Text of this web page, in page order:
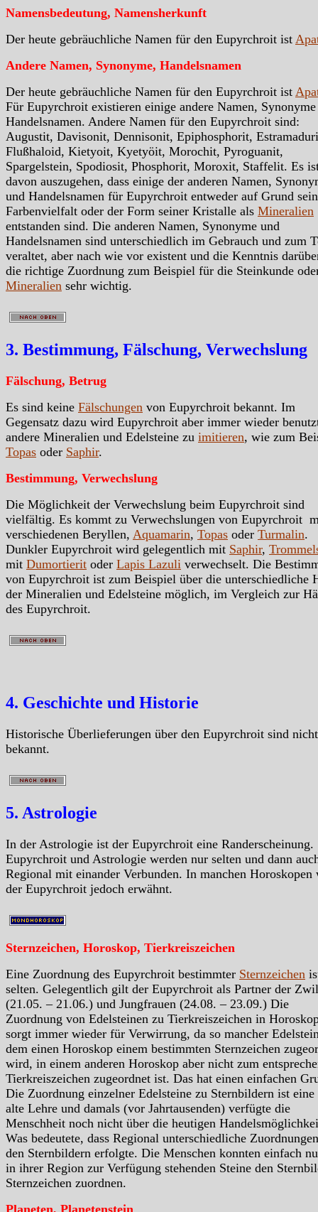
Namensbedeutung, Namensherkunft
Der heute gebräuchliche Namen für den Eupyrchroit ist
Andere Namen, Synonyme, Handelsnamen
Der heute gebräuchliche Namen für den Eupyrchroit ist
Für Eupyrchroit existieren einige andere Namen,
Handelsnamen. Andere Namen für den Eupyrchroit sind:
Augustit, Davisonit, Dennisonit, Epiphosphorit,
Flußhaloid, Kietyoit, Kyetyöit, Morochit, Pyroguanit,
Spargelstein, Spodiosit, Phosphorit, Moroxit, Staffelit. Es
davon auszugehen, dass einige der anderen Namen,
und Handelsnamen für Eupyrchroit entweder auf Grund
Farbenvielfalt oder der Form seiner Kristalle als Mineralien
entstanden sind. Die anderen Namen, Synonyme und
Handelsnamen sind unterschiedlich im Gebrauch und zum
veraltet, aber nach wie vor existent und die Kenntnis
die richtige Zuordnung zum Beispiel für die Steinkunde
Mineralien sehr wichtig.
3. Bestimmung, Fälschung, Verwechslung
Fälschung, Betrug
Es sind keine Fälschungen von Eupyrchroit bekannt. Im
Gegensatz dazu wird Eupyrchroit aber immer wieder
andere Mineralien und Edelsteine zu imitieren, wie zum
Topas oder Saphir.
Bestimmung, Verwechslung
Die Möglichkeit der Verwechslung beim Eupyrchroit sind
vielfältig. Es kommt zu Verwechslungen von Eupyrchroit
verschiedenen Beryllen, Aquamarin, Topas oder Turmalin.
Dunkler Eupyrchroit wird gelegentlich mit Saphir,
mit Dumortierit oder Lapis Lazuli verwechselt. Die
von Eupyrchroit ist zum Beispiel über die unterschiedliche
der Mineralien und Edelsteine möglich, im Vergleich zur
des Eupyrchroit.
4. Geschichte und Historie
Historische Überlieferungen über den Eupyrchroit sind nicht
bekannt.
5. Astrologie
In der Astrologie ist der Eupyrchroit eine Randerscheinung.
Eupyrchroit und Astrologie werden nur selten und dann
Regional mit einander Verbunden. In manchen Horoskopen
der Eupyrchroit jedoch erwähnt.
Sternzeichen, Horoskop, Tierkreiszeichen
Eine Zuordnung des Eupyrchroit bestimmter Sternzeichen
selten. Gelegentlich gilt der Eupyrchroit als Partner der
(21.05. – 21.06.) und Jungfrauen (24.08. – 23.09.) Die
Zuordnung von Edelsteinen zu Tierkreiszeichen in
sorgt immer wieder für Verwirrung, da so mancher
dem einen Horoskop einem bestimmten Sternzeichen
wird, in einem anderen Horoskop aber nicht zum
Tierkreiszeichen zugeordnet ist. Das hat einen einfachen
Die Zuordnung einzelner Edelsteine zu Sternbildern ist eine
alte Lehre und damals (vor Jahrtausenden) verfügte die
Menschheit noch nicht über die heutigen
Was bedeutete, dass Regional unterschiedliche
den Sternbildern erfolgte. Die Menschen konnten einfach
in ihrer Region zur Verfügung stehenden Steine den
Sternzeichen zuordnen.
Planeten, Planetenstein